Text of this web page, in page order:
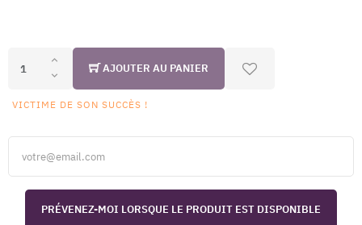
AJOUTER AU PANIER
VICTIME DE SON SUCCÈS !
PRÉVENEZ-MOI LORSQUE LE PRODUIT EST DISPONIBLE